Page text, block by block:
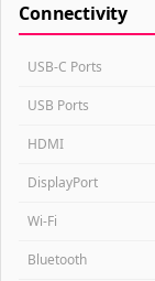
Connectivity
USB-C Ports
USB Ports
HDMI
DisplayPort
Wi-Fi
Bluetooth